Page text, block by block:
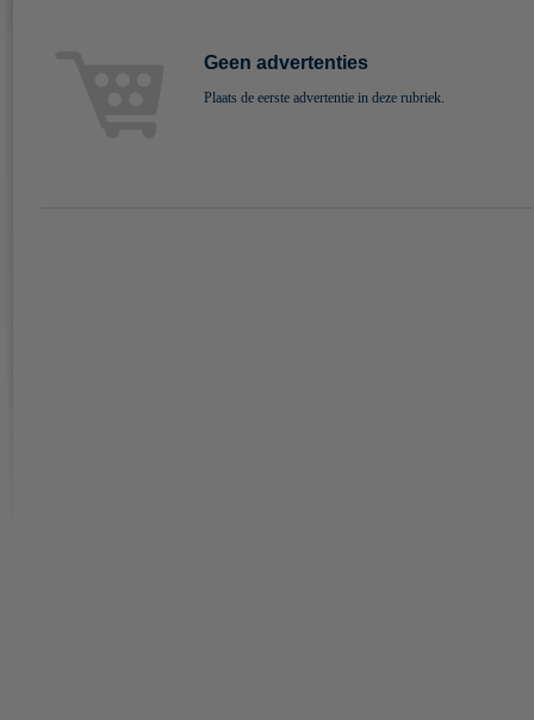
Geen advertenties
Plaats de eerste advertentie in deze rubriek.